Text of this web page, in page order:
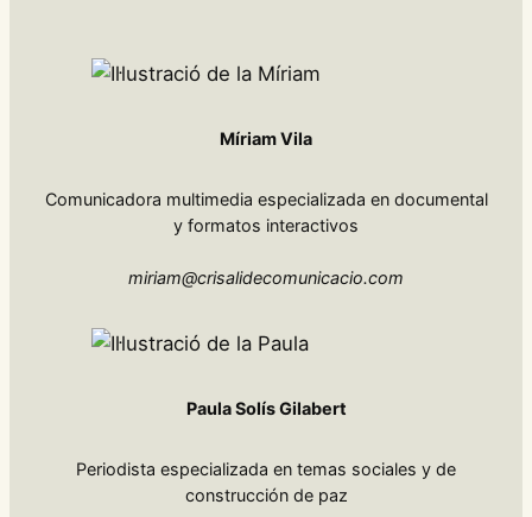
Míriam Vila
Comunicadora multimedia especializada en documental
y formatos interactivos
miriam@crisalidecomunicacio.com
Paula Solís Gilabert
Periodista especializada en temas sociales y de
construcción de paz